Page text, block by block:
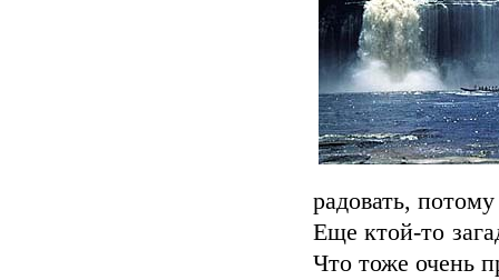
радовать,
Еще ктой-то
Что тоже очень